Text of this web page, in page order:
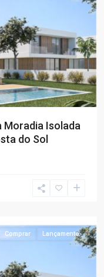
Moradia Isolada
do Sol
Comprar Lançamento